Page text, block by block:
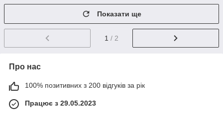
Показати ще
1 / 2
Про нас
100% позитивних з 200 відгуків за рік
Працює з 29.05.2023